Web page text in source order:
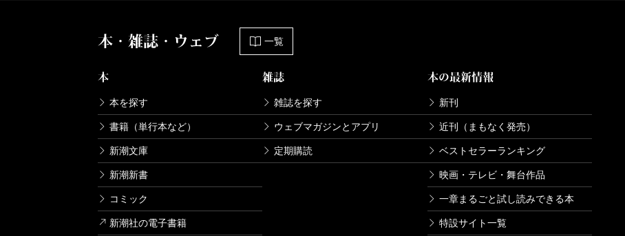
本・雑誌・ウェブ 一覧
本
本を探す
書籍（単行本など）
新潮文庫
新潮新書
コミック
新潮社の電子書籍
雑誌
雑誌を探す
ウェブマガジンとアプリ
定期購読
本の最新情報
新刊
近刊（まもなく発売）
ベストセラーランキング
映画・テレビ・舞台作品
一章まるごと試し読みできる本
特設サイト一覧